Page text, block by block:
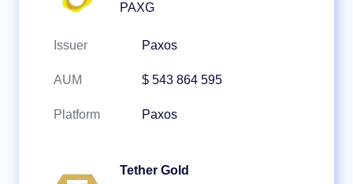
PAXG
Issuer Paxos
AUM $ 543 864 595
Platform Paxos
Tether Gold